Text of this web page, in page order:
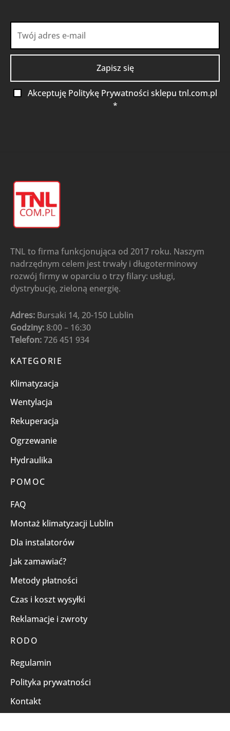
Akceptuję Politykę Prywatności sklepu tnl.com.pl
*
TNL to firma funkcjonująca od 2017 roku. Naszym
nadrzędnym celem jest trwały i długoterminowy
rozwój firmy w oparciu o trzy filary: usługi,
dystrybucję, zieloną energię.
Adres: Bursaki 14, 20-150 Lublin
Godziny: 8:00 – 16:30
Telefon:726 451 934
KATEGORIE
Klimatyzacja
Wentylacja
Rekuperacja
Ogrzewanie
Hydraulika
POMOC
FAQ
Montaż klimatyzacji Lublin
Dla instalatorów
Jak zamawiać?
Metody płatności
Czas i koszt wysyłki
Reklamacje i zwroty
RODO
Regulamin
Polityka prywatności
Kontakt